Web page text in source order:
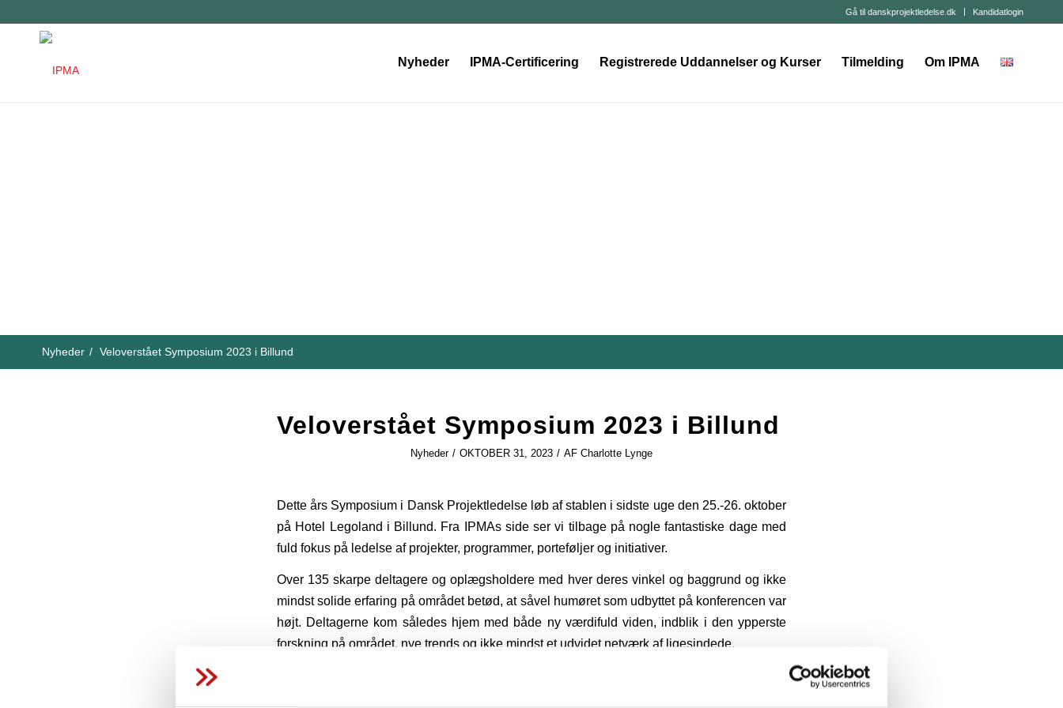
Gå til danskprojektledelse.dk Kandidatlogin
Nyheder IPMA-Certificering Registrerede Uddannelser og Kurser Tilmelding Om IPMA
Nyheder / Veloverstået Symposium 2023 i Billund
Veloverstået Symposium 2023 i Billund
Nyheder / OKTOBER 31, 2023 / AF Charlotte Lynge
Dette års Symposium i Dansk Projektledelse løb af stablen i sidste uge den 25.-26. oktober
på Hotel Legoland i Billund. Fra IPMAs side ser vi tilbage på nogle fantastiske dage med
fuld fokus på ledelse af projekter, programmer, porteføljer og initiativer.
Over 135 skarpe deltagere og oplægsholdere med hver deres vinkel og baggrund og ikke
mindst solide erfaring på området betød, at såvel humøret som udbyttet på konferencen var
højt. Deltagerne kom således hjem med både ny værdifuld viden, indblik i den ypperste
forskning på området, nye trends og ikke mindst et udvidet netværk af ligesindede.